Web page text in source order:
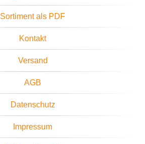
Sortiment als PDF
Kontakt
Versand
AGB
Datenschutz
Impressum